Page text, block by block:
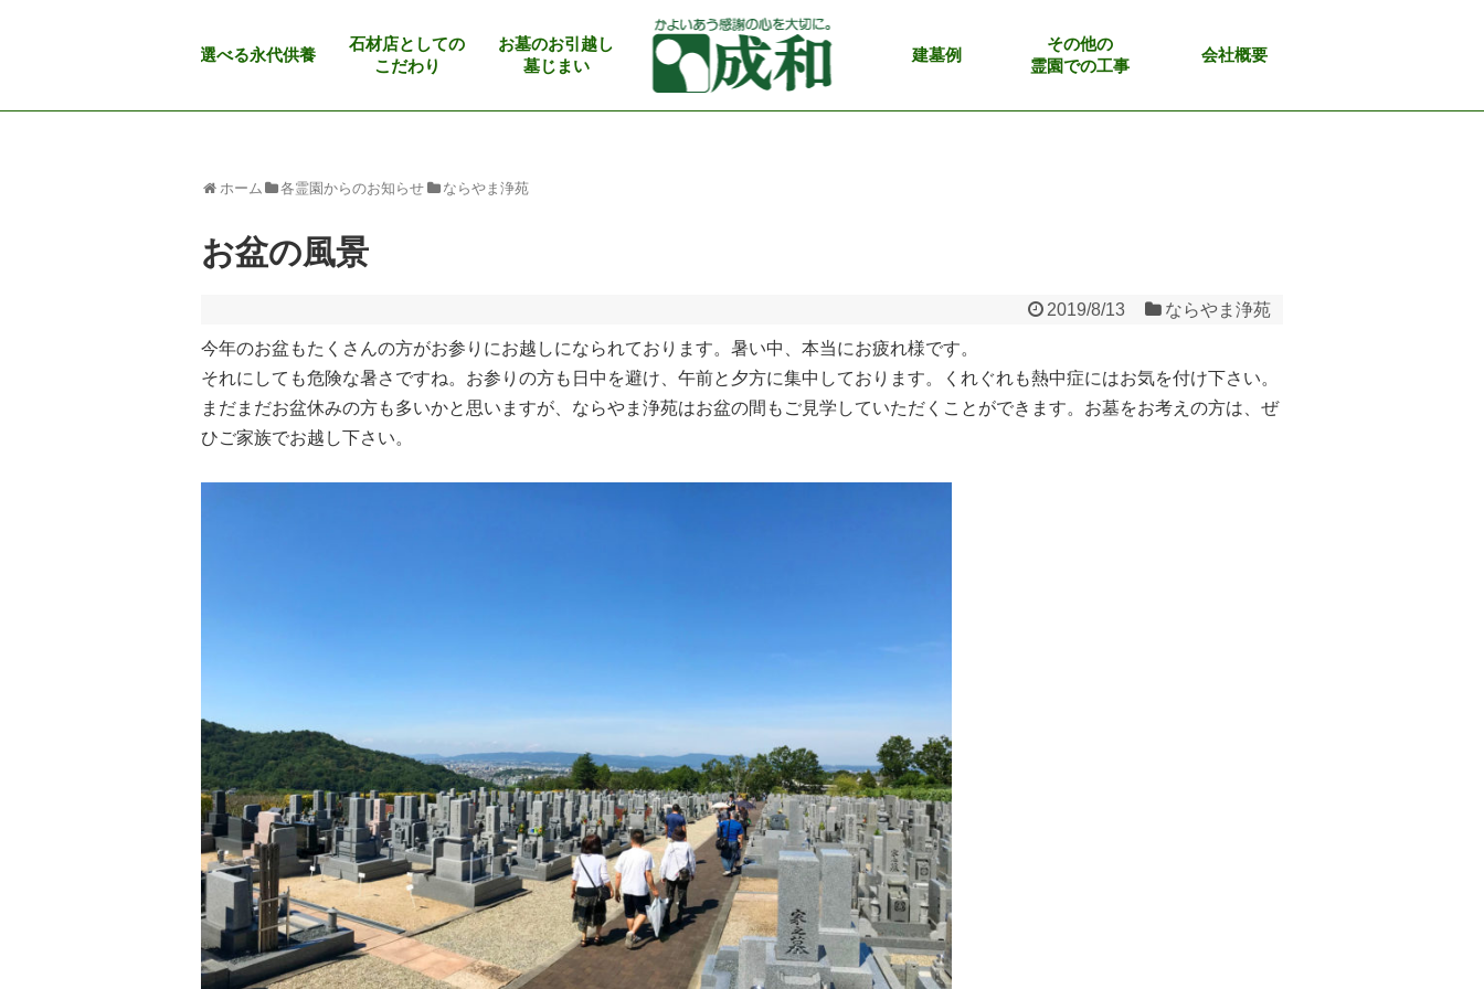
選べる永代供養
石材店としての
こだわり
お墓のお引越し
墓じまい
建墓例
その他の
霊園での工事
会社概要
ホーム 各霊園からのお知らせ ならやま浄苑
お盆の風景
2019/8/13 ならやま浄苑
今年のお盆もたくさんの方がお参りにお越しになられております。暑い中、本当にお疲れ様です。
それにしても危険な暑さですね。お参りの方も日中を避け、午前と夕方に集中しております。くれぐれも熱中症にはお気を付け下さい。
まだまだお盆休みの方も多いかと思いますが、ならやま浄苑はお盆の間もご見学していただくことができます。お墓をお考えの方は、ぜ
ひご家族でお越し下さい。